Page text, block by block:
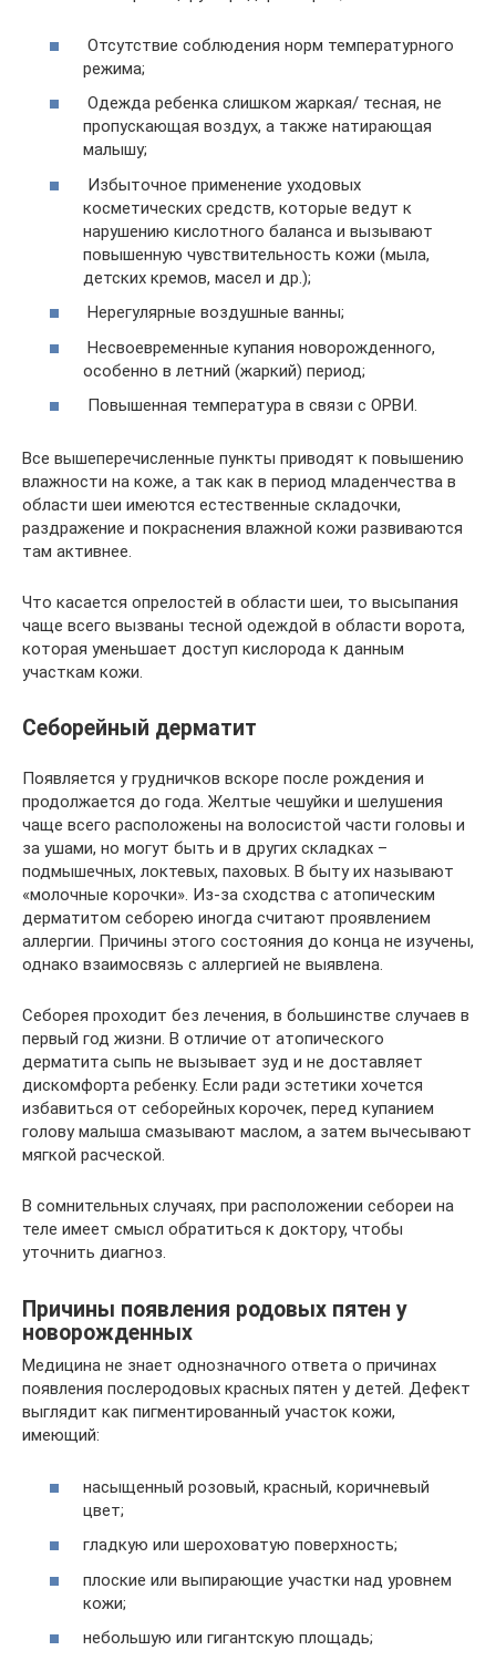
Отсутствие соблюдения норм температурного
режима;
Одежда ребенка слишком жаркая/ тесная, не
пропускающая воздух, а также натирающая
малышу;
Избыточное применение уходовых
косметических средств, которые ведут к
нарушению кислотного баланса и вызывают
повышенную чувствительность кожи (мыла,
детских кремов, масел и др.);
Нерегулярные воздушные ванны;
Несвоевременные купания новорожденного,
особенно в летний (жаркий) период;
Повышенная температура в связи с ОРВИ.
Все вышеперечисленные пункты приводят к повышению
влажности на коже, а так как в период младенчества в
области шеи имеются естественные складочки,
раздражение и покраснения влажной кожи развиваются
там активнее.
Что касается опрелостей в области шеи, то высыпания
чаще всего вызваны тесной одеждой в области ворота,
которая уменьшает доступ кислорода к данным
участкам кожи.
Себорейный дерматит
Появляется у грудничков вскоре после рождения и
продолжается до года. Желтые чешуйки и шелушения
чаще всего расположены на волосистой части головы и
за ушами, но могут быть и в других складках –
подмышечных, локтевых, паховых. В быту их называют
«молочные корочки». Из-за сходства с атопическим
дерматитом себорею иногда считают проявлением
аллергии. Причины этого состояния до конца не изучены,
однако взаимосвязь с аллергией не выявлена.
Себорея проходит без лечения, в большинстве случаев в
первый год жизни. В отличие от атопического
дерматита сыпь не вызывает зуд и не доставляет
дискомфорта ребенку. Если ради эстетики хочется
избавиться от себорейных корочек, перед купанием
голову малыша смазывают маслом, а затем вычесывают
мягкой расческой.
В сомнительных случаях, при расположении себореи на
теле имеет смысл обратиться к доктору, чтобы
уточнить диагноз.
Причины появления родовых пятен у
новорожденных
Медицина не знает однозначного ответа о причинах
появления послеродовых красных пятен у детей. Дефект
выглядит как пигментированный участок кожи,
имеющий:
насыщенный розовый, красный, коричневый
цвет;
гладкую или шероховатую поверхность;
плоские или выпирающие участки над уровнем
кожи;
небольшую или гигантскую площадь;